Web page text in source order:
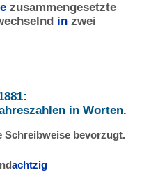
zusammengesetzte
inzwei
in Worten.
Schreibweise bevorzugt.
achtzig